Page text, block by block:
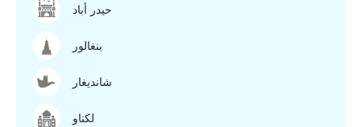
حيدر أباد
بنغالور
شانديغار
لكناو